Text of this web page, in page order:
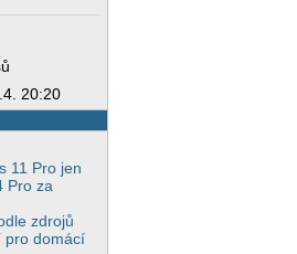
20:20
11 Pro jen
Pro za
zdrojů
pro domácí